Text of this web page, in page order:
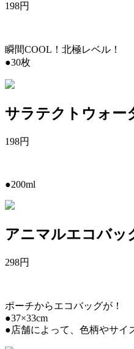
198円
瞬間COOL！北極レベル！
●30枚
サラテクトウォー
198円
●200ml
アニマルエコバッ
298円
ポーチからエコバッグが！
●37×33cm
●店舗によって、色柄やサイ